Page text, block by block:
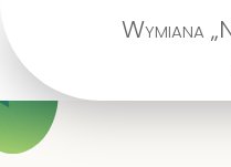
Wymiana